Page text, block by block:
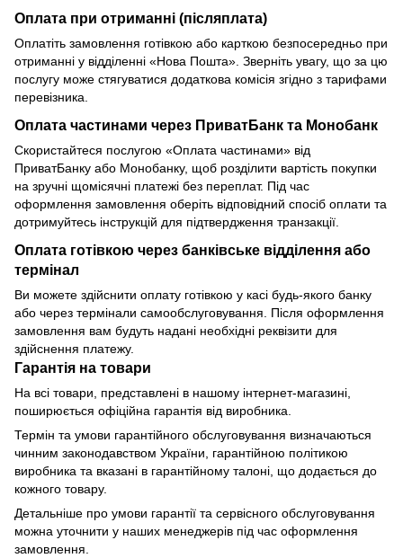
Оплата при отриманні (післяплата)
Оплатіть замовлення готівкою або карткою безпосередньо при
отриманні у відділенні «Нова Пошта». Зверніть увагу, що за цю
послугу може стягуватися додаткова комісія згідно з тарифами
перевізника.
Оплата частинами через ПриватБанк та Монобанк
Скористайтеся послугою «Оплата частинами» від
ПриватБанку або Монобанку, щоб розділити вартість покупки
на зручні щомісячні платежі без переплат. Під час
оформлення замовлення оберіть відповідний спосіб оплати та
дотримуйтесь інструкцій для підтвердження транзакції.
Оплата готівкою через банківське відділення або
термінал
Ви можете здійснити оплату готівкою у касі будь-якого банку
або через термінали самообслуговування. Після оформлення
замовлення вам будуть надані необхідні реквізити для
здійснення платежу.
Гарантія на товари
На всі товари, представлені в нашому інтернет-магазині,
поширюється офіційна гарантія від виробника.
Термін та умови гарантійного обслуговування визначаються
чинним законодавством України, гарантійною політикою
виробника та вказані в гарантійному талоні, що додається до
кожного товару.
Детальніше про умови гарантії та сервісного обслуговування
можна уточнити у наших менеджерів під час оформлення
замовлення.